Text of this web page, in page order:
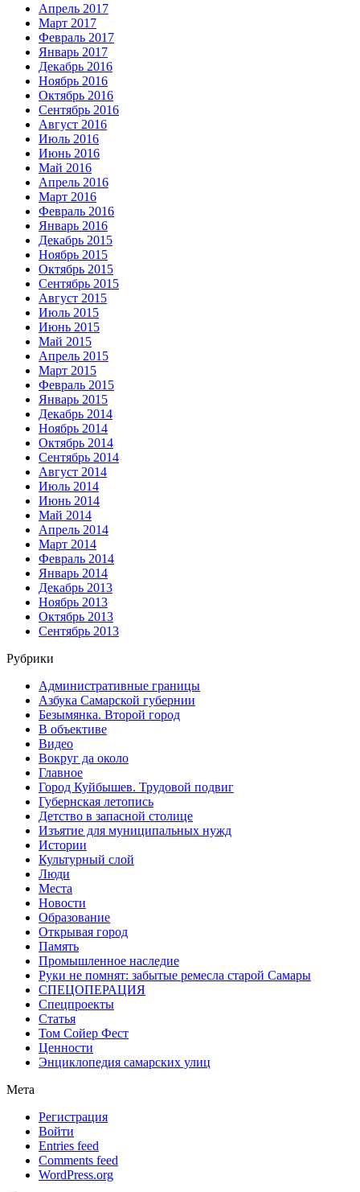
Апрель 2017
Март 2017
Февраль 2017
Январь 2017
Декабрь 2016
Ноябрь 2016
Октябрь 2016
Сентябрь 2016
Август 2016
Июль 2016
Июнь 2016
Май 2016
Апрель 2016
Март 2016
Февраль 2016
Январь 2016
Декабрь 2015
Ноябрь 2015
Октябрь 2015
Сентябрь 2015
Август 2015
Июль 2015
Июнь 2015
Май 2015
Апрель 2015
Март 2015
Февраль 2015
Январь 2015
Декабрь 2014
Ноябрь 2014
Октябрь 2014
Сентябрь 2014
Август 2014
Июль 2014
Июнь 2014
Май 2014
Апрель 2014
Март 2014
Февраль 2014
Январь 2014
Декабрь 2013
Ноябрь 2013
Октябрь 2013
Сентябрь 2013
Рубрики
Административные границы
Азбука Самарской губернии
Безымянка. Второй город
В объективе
Видео
Вокруг да около
Главное
Город Куйбышев. Трудовой подвиг
Губернская летопись
Детство в запасной столице
Изъятие для муниципальных нужд
Истории
Культурный слой
Люди
Места
Новости
Образование
Открывая город
Память
Промышленное наследие
Руки не помнят: забытые ремесла старой Самары
СПЕЦОПЕРАЦИЯ
Спецпроекты
Статья
Том Сойер Фест
Ценности
Энциклопедия самарских улиц
Мета
Регистрация
Войти
Entries feed
Comments feed
WordPress.org